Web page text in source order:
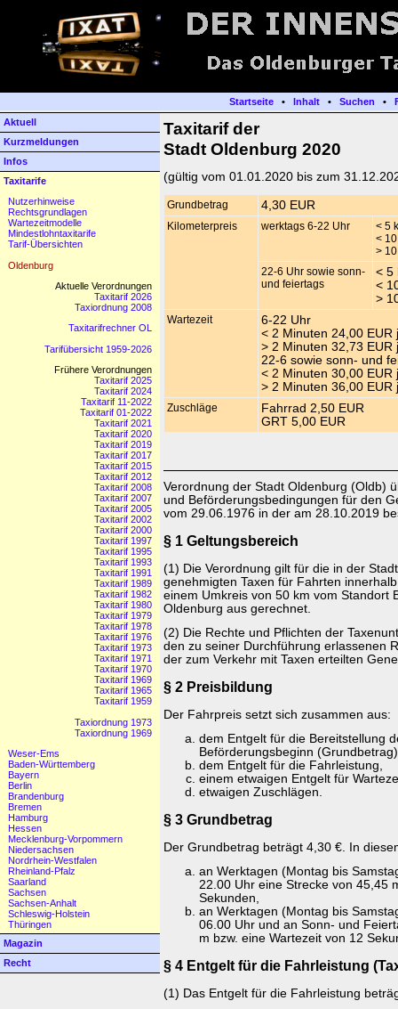
Startseite• Inhalt• Suchen •
Aktuell
Kurzmeldungen
Infos
Taxitarife
Nutzerhinweise
Rechtsgrundlagen
Wartezeitmodelle
Mindestlohntaxitarife
Tarif-Übersichten
Oldenburg
Aktuelle Verordnungen
Taxitarif 2026
Taxiordnung 2008
Taxitarifrechner OL
Tarifübersicht 1959-2026
Frühere Verordnungen
Taxitarif 2025
Taxitarif 2024
Taxitarif 11-2022
Taxitarif 01-2022
Taxitarif 2021
Taxitarif 2020
Taxitarif 2019
Taxitarif 2017
Taxitarif 2015
Taxitarif 2012
Taxitarif 2008
Taxitarif 2007
Taxitarif 2005
Taxitarif 2002
Taxitarif 2000
Taxitarif 1997
Taxitarif 1995
Taxitarif 1993
Taxitarif 1991
Taxitarif 1989
Taxitarif 1982
Taxitarif 1980
Taxitarif 1979
Taxitarif 1978
Taxitarif 1976
Taxitarif 1973
Taxitarif 1971
Taxitarif 1970
Taxitarif 1969
Taxitarif 1965
Taxitarif 1959
Taxiordnung 1973
Taxiordnung 1969
Weser-Ems
Baden-Württemberg
Bayern
Berlin
Brandenburg
Bremen
Hamburg
Hessen
Mecklenburg-Vorpommern
Niedersachsen
Nordrhein-Westfalen
Rheinland-Pfalz
Saarland
Sachsen
Sachsen-Anhalt
Schleswig-Holstein
Thüringen
Magazin
Recht
Taxitarif der
Stadt Oldenburg 2020
(gültig vom 01.01.2020 bis zum
Grundbetrag 4,30 EUR
Kilometerpreis werktags 6-22 Uhr
< 5
<
>
22-6 Uhr sowie sonn-
und feiertags
< 5
<
>
Wartezeit
6-22 Uhr
< 2 Minuten 24,00 EUR
> 2 Minuten 32,73 EUR
22-6 sowie sonn- und
< 2 Minuten 30,00 EUR
> 2 Minuten 36,00 EUR
Zuschläge
Fahrrad 2,50 EUR
GRT 5,00 EUR
Verordnung der Stadt Oldenburg (Oldb)
und Beförderungsbedingungen für den
vom 29.06.1976 in der am 28.10.2019
§ 1 Geltungsbereich
(1) Die Verordnung gilt für die in der
genehmigten Taxen für Fahrten
einem Umkreis von 50 km vom Standort
Oldenburg aus gerechnet.
(2) Die Rechte und Pflichten der
den zu seiner Durchführung erlassenen
der zum Verkehr mit Taxen erteilten
§ 2 Preisbildung
Der Fahrpreis setzt sich zusammen aus:
dem Entgelt für die Bereitstellung
Beförderungsbeginn
dem Entgelt für die Fahrleistung,
einem etwaigen Entgelt für
etwaigen Zuschlägen.
§ 3 Grundbetrag
Der Grundbetrag beträgt 4,30 €. In
an Werktagen (Montag bis
22.00 Uhr eine Strecke von 45,45
Sekunden,
an Werktagen (Montag bis
06.00 Uhr und an Sonn- und
m bzw. eine Wartezeit von 12
§ 4 Entgelt für die Fahrleistung
(1) Das Entgelt für die Fahrleistung